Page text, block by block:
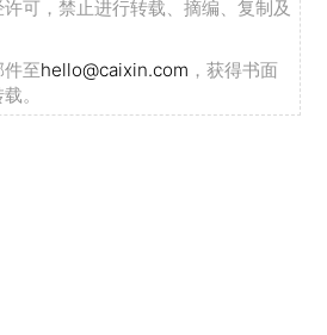
可，禁止进行转载、摘编、复制及
至hello@caixin.com ，获得书面
。